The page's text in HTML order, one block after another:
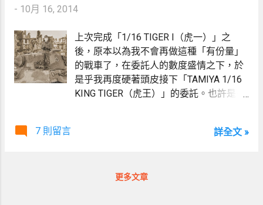
- 10月 16, 2014
上次完成「1/16 TIGER I（虎一）」之
後，原本以為我不會再做這種「有份量」
的戰車了，在委託人的數度盛情之下，於
是乎我再度硬著頭皮接下「TAMIYA 1/16
KING TIGER（虎王）」的委託。也許是有
段順手，在製作前半段整件時，車身上有
真諦」啊～
7 則留言 詳全文 »
更多文章